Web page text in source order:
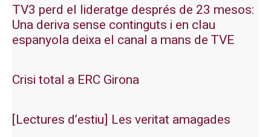
TV3 perd el lideratge després de 23 mesos:
Una deriva sense continguts i en clau
espanyola deixa el canal a mans de TVE
Crisi total a ERC Girona
[Lectures d’estiu] Les veritat amagades